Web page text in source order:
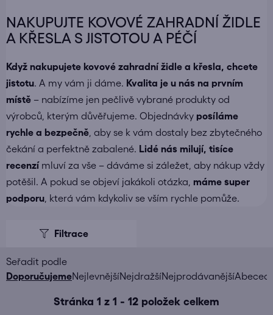
NAKUPUJTE KOVOVÉ ZAHRADNÍ ŽIDLE
A KŘESLA S JISTOTOU A PÉČÍ
Když nakupujete kovové zahradní židle a křesla, chcete
jistotu. A my vám ji dáme. Kvalita je u nás na prvním
místě – nabízíme jen pečlivě vybrané produkty od
výrobců, kterým důvěřujeme. Objednávky posíláme
rychle a bezpečně , aby se k vám dostaly bez zbytečného
čekání a perfektně zabalené. Lidé nás milují, tisíce
recenzímluví za vše – dáváme si záležet, aby nákup vždy
potěšil. A pokud se objeví jakákoli otázka, máme super
podporu , která vám kdykoliv se vším rychle pomůže.
Stránka 1 z 1 - 12 položek celkem
Ř
DoporučujemeNejlevnějšíNejdražšíNejprodávanější
p
i